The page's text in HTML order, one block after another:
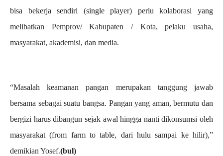
bisa bekerja sendiri (single player) perlu kolaborasi yang
melibatkan Pemprov/ Kabupaten / Kota, pelaku usaha,
masyarakat, akademisi, dan media.
“Masalah keamanan pangan merupakan tanggung jawab
bersama sebagai suatu bangsa. Pangan yang aman, bermutu dan
bergizi harus dibangun sejak awal hingga nanti dikonsumsi oleh
masyarakat (from farm to table, dari hulu sampai ke hilir),”
demikian Yosef.(bul)